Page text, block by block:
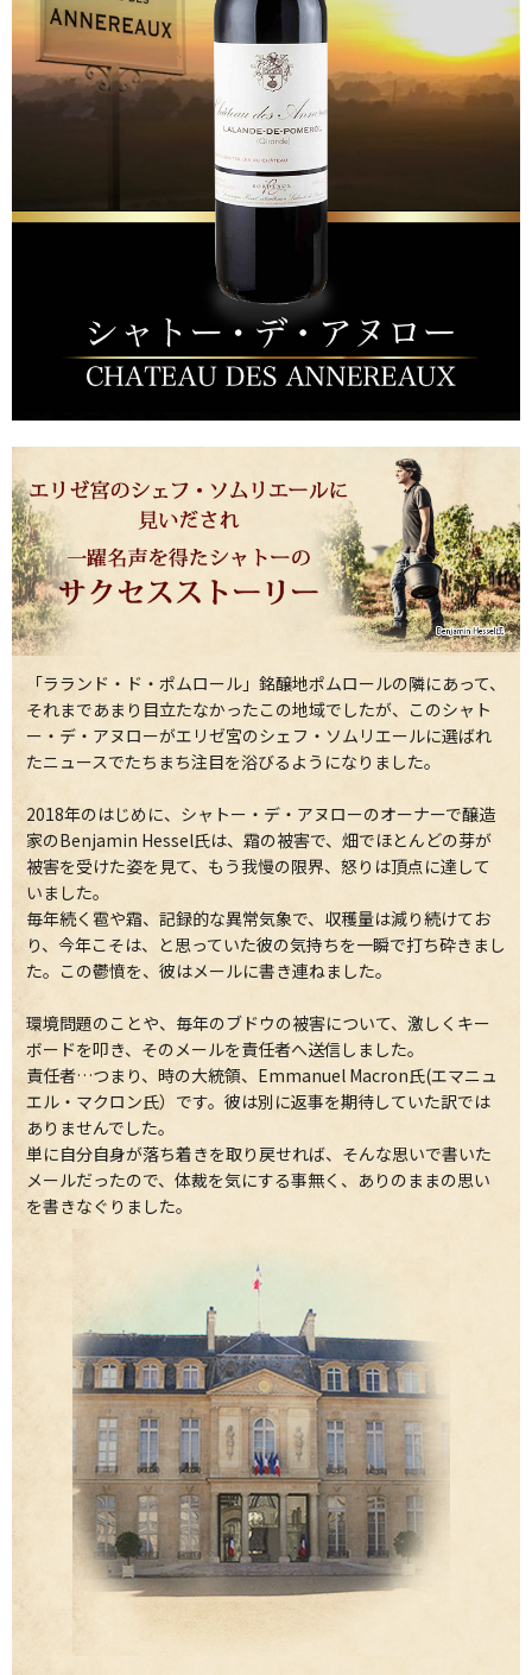
「ラランド・ド・ポムロール」銘醸地ポムロールの隣にあって、
それまであまり目立たなかったこの地域でしたが、このシャト
ー・デ・アヌローがエリゼ宮のシェフ・ソムリエールに選ばれ
たニュースでたちまち注目を浴びるようになりました。
2018年のはじめに、シャトー・デ・アヌローのオーナーで醸造
家のBenjamin Hessel氏は、霜の被害で、畑でほとんどの芽が
被害を受けた姿を見て、もう我慢の限界、怒りは頂点に達して
いました。
毎年続く雹や霜、記録的な異常気象で、収穫量は減り続けてお
り、今年こそは、と思っていた彼の気持ちを一瞬で打ち砕きまし
た。この鬱憤を、彼はメールに書き連ねました。
環境問題のことや、毎年のブドウの被害について、激しくキー
ボードを叩き、そのメールを責任者へ送信しました。
責任者…つまり、時の大統領、Emmanuel Macron氏(エマニュ
エル・マクロン氏）です。彼は別に返事を期待していた訳では
ありませんでした。
単に自分自身が落ち着きを取り戻せれば、そんな思いで書いた
メールだったので、体裁を気にする事無く、ありのままの思い
を書きなぐりました。